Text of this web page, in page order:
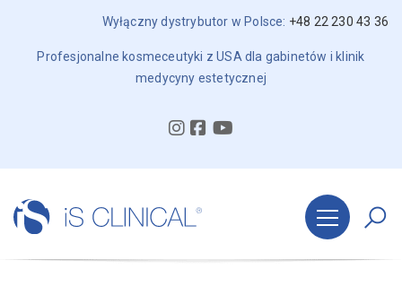
Wyłączny dystrybutor w Polsce: +48 22 230 43 36
Profesjonalne kosmeceutyki z USA dla gabinetów i klinik
medycyny estetycznej